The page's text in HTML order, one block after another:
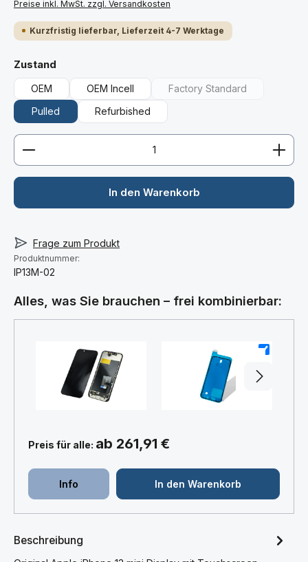
Preise inkl. MwSt. zzgl. Versandkosten
Kurzfristig lieferbar, Lieferzeit 4-7 Werktage
Zustand
OEM OEM Incell Factory Standard
Pulled Refurbished
Produkt Anzahl: Gib den gewünschten Wert ein
In den Warenkorb
Frage zum Produkt
Produktnummer:
IP13M-02
Alles, was Sie brauchen – frei kombinierbar:
Preis für alle: ab 261,91 €
Info In den Warenkorb
Beschreibung